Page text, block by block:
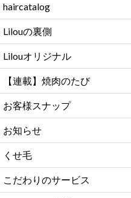
haircatalog
Lilouの裏側
Lilouオリジナル
【連載】焼肉のたび
お客様スナップ
お知らせ
くせ毛
こだわりのサービス